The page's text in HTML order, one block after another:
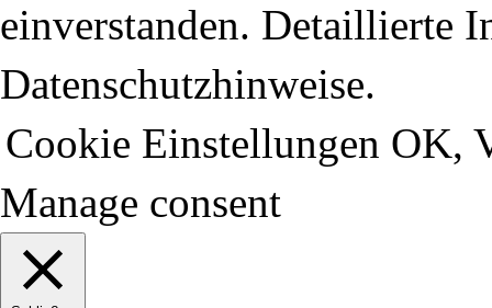
einverstanden. Detaillierte
Datenschutzhinweise.
Cookie Einstellungen OK,
Manage consent